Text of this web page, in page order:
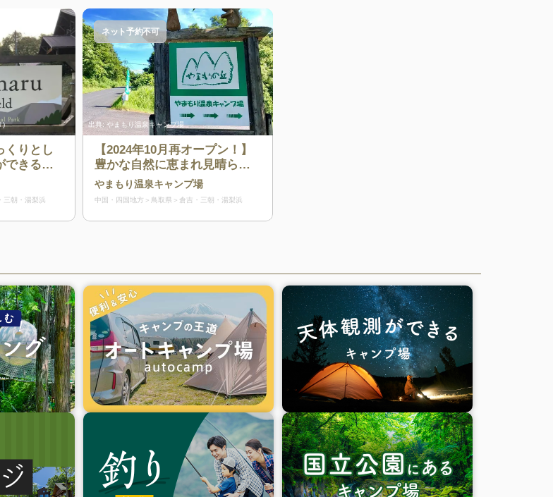
)
くりとし
できるキ
三朝・湯梨浜
出典: やまもり温泉キャンプ場
ネット予約不可
【2024年10月再オープン！】
豊かな自然に恵まれ見晴らし
の良い「天空の丘」の上に広
がるやまもり温泉キャンプ
やまもり温泉キャンプ場
中国・四国地方 鳥取県 倉吉・三朝・湯梨浜